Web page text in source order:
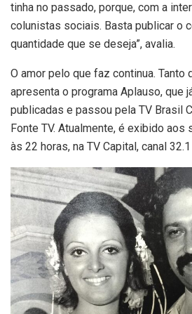
tinha no passado, porque, com a
colunistas sociais. Basta publicar o
quantidade que se deseja”, avalia.
O amor pelo que faz continua. Tanto
apresenta o programa Aplauso, que
publicadas e passou pela TV Brasil
Fonte TV. Atualmente, é exibido aos
às 22 horas, na TV Capital, canal